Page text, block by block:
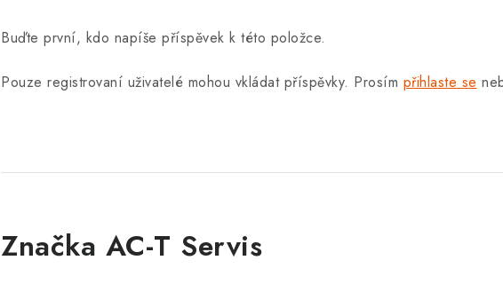
Buďte první, kdo napíše příspěvek k této položce.
Pouze registrovaní uživatelé mohou vkládat příspěvky. Prosím přihlaste se
Značka AC-T Servis